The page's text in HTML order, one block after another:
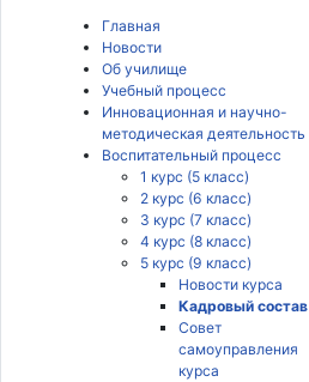
Главная
Новости
Об училище
Учебный процесс
Инновационная и научно-
методическая деятельность
Воспитательный процесс
1 курс (5 класс)
2 курс (6 класс)
3 курс (7 класс)
4 курс (8 класс)
5 курс (9 класс)
Новости курса
Кадровый состав
Совет
самоуправления
курса